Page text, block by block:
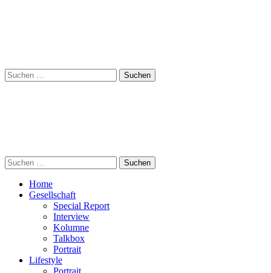
Suchen
nach:
Suchen
nach:
Home
Gesellschaft
Special Report
Interview
Kolumne
Talkbox
Portrait
Lifestyle
Portrait